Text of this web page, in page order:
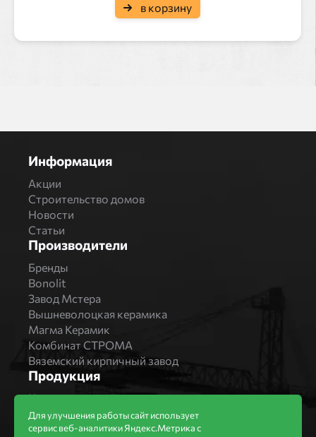
в корзину
Информация
Акции
Строительство домов
Новости
Статьи
Производители
Бренды
Bonolit
Завод Мстера
Вышневолоцкая керамика
Магма Керамик
Комбинат СТРОМА
Вяземский кирпичный завод
Продукция
Каталог
Блоки Bonolit
Строительный кирпич
Для улучшения работы сайт использует
сервис веб-аналитики Яндекс.Метрика с